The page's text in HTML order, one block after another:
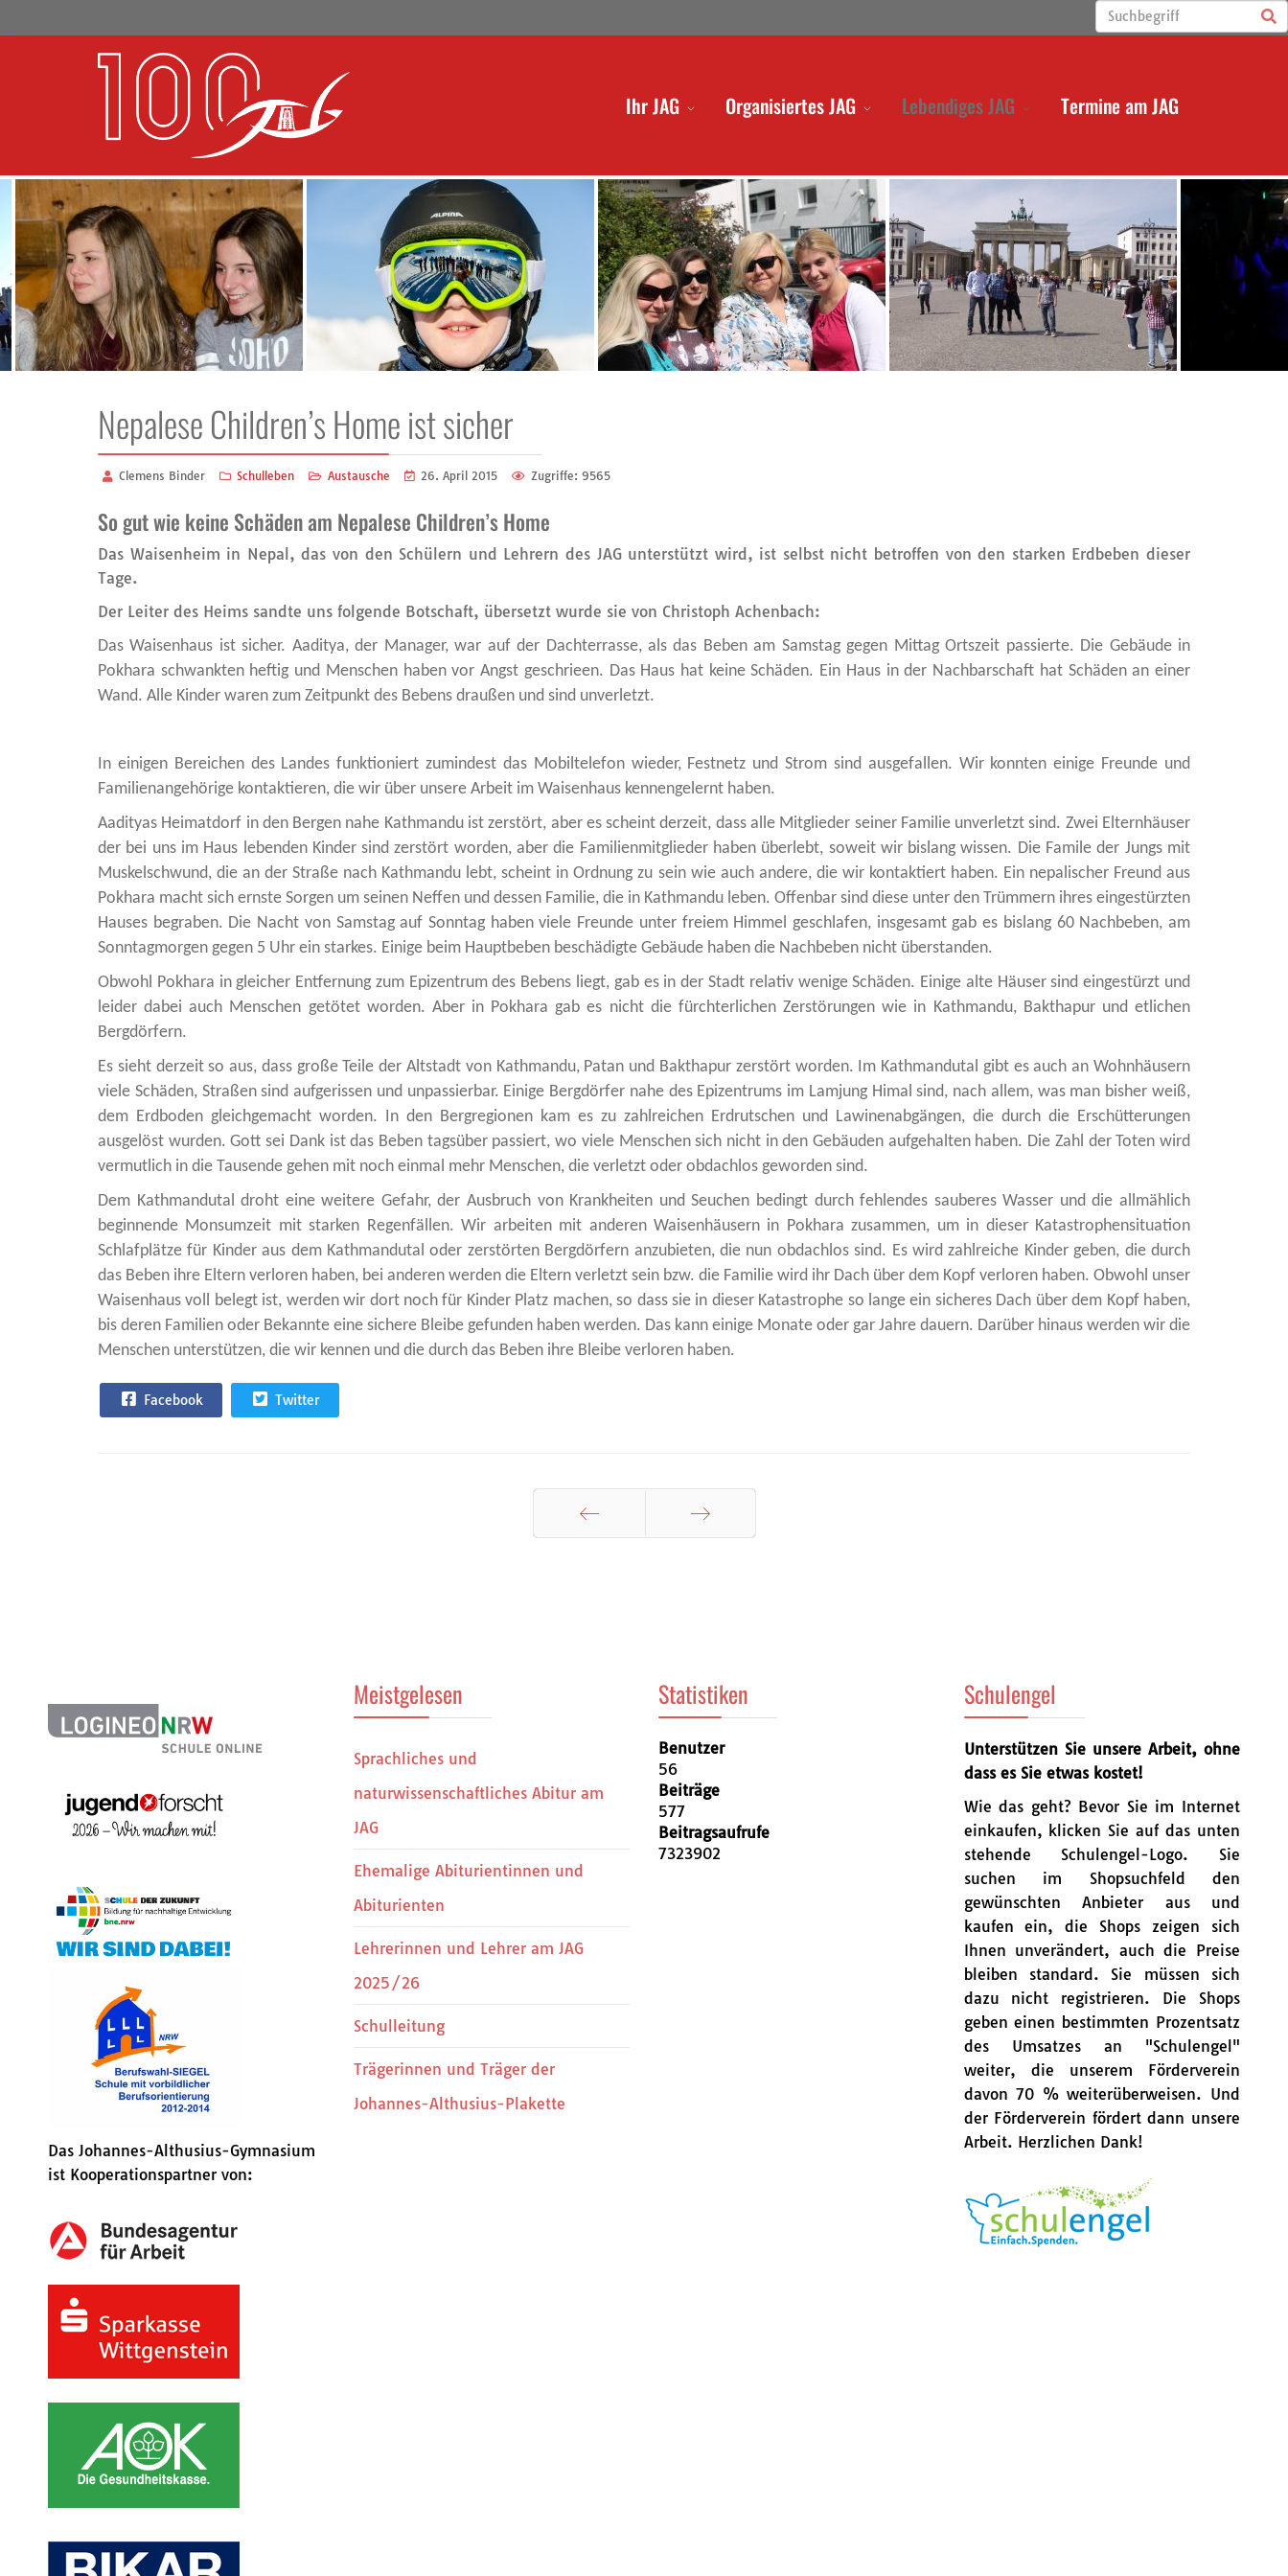
Ihr JAG Organisiertes JAG Lebendiges JAG Termine am JAG
Nepalese Children’s Home ist sicher
Clemens Binder Schulleben Austausche 26. April 2015 Zugriffe: 9565
So gut wie keine Schäden am Nepalese Children’s Home
Das Waisenheim in Nepal, das von den Schülern und Lehrern des JAG unterstützt wird, ist selbst nicht betroffen von den starken Erdbeben dieser
Tage.
Der Leiter des Heims sandte uns folgende Botschaft, übersetzt wurde sie von Christoph Achenbach:
Das Waisenhaus ist sicher. Aaditya, der Manager, war auf der Dachterrasse, als das Beben am Samstag gegen Mittag Ortszeit passierte. Die Gebäude in
Pokhara schwankten heftig und Menschen haben vor Angst geschrieen. Das Haus hat keine Schäden. Ein Haus in der Nachbarschaft hat Schäden an einer
Wand. Alle Kinder waren zum Zeitpunkt des Bebens draußen und sind unverletzt.
In einigen Bereichen des Landes funktioniert zumindest das Mobiltelefon wieder, Festnetz und Strom sind ausgefallen. Wir konnten einige Freunde und
Familienangehörige kontaktieren, die wir über unsere Arbeit im Waisenhaus kennengelernt haben.
Aadityas Heimatdorf in den Bergen nahe Kathmandu ist zerstört, aber es scheint derzeit, dass alle Mitglieder seiner Familie unverletzt sind. Zwei Elternhäuser
der bei uns im Haus lebenden Kinder sind zerstört worden, aber die Familienmitglieder haben überlebt, soweit wir bislang wissen. Die Famile der Jungs mit
Muskelschwund, die an der Straße nach Kathmandu lebt, scheint in Ordnung zu sein wie auch andere, die wir kontaktiert haben. Ein nepalischer Freund aus
Pokhara macht sich ernste Sorgen um seinen Neffen und dessen Familie, die in Kathmandu leben. Offenbar sind diese unter den Trümmern ihres eingestürzten
Hauses begraben. Die Nacht von Samstag auf Sonntag haben viele Freunde unter freiem Himmel geschlafen, insgesamt gab es bislang 60 Nachbeben, am
Sonntagmorgen gegen 5 Uhr ein starkes. Einige beim Hauptbeben beschädigte Gebäude haben die Nachbeben nicht überstanden.
Obwohl Pokhara in gleicher Entfernung zum Epizentrum des Bebens liegt, gab es in der Stadt relativ wenige Schäden. Einige alte Häuser sind eingestürzt und
leider dabei auch Menschen getötet worden. Aber in Pokhara gab es nicht die fürchterlichen Zerstörungen wie in Kathmandu, Bakthapur und etlichen
Bergdörfern.
Es sieht derzeit so aus, dass große Teile der Altstadt von Kathmandu, Patan und Bakthapur zerstört worden. Im Kathmandutal gibt es auch an Wohnhäusern
viele Schäden, Straßen sind aufgerissen und unpassierbar. Einige Bergdörfer nahe des Epizentrums im Lamjung Himal sind, nach allem, was man bisher weiß,
dem Erdboden gleichgemacht worden. In den Bergregionen kam es zu zahlreichen Erdrutschen und Lawinenabgängen, die durch die Erschütterungen
ausgelöst wurden. Gott sei Dank ist das Beben tagsüber passiert, wo viele Menschen sich nicht in den Gebäuden aufgehalten haben. Die Zahl der Toten wird
vermutlich in die Tausende gehen mit noch einmal mehr Menschen, die verletzt oder obdachlos geworden sind.
Dem Kathmandutal droht eine weitere Gefahr, der Ausbruch von Krankheiten und Seuchen bedingt durch fehlendes sauberes Wasser und die allmählich
beginnende Monsumzeit mit starken Regenfällen. Wir arbeiten mit anderen Waisenhäusern in Pokhara zusammen, um in dieser Katastrophensituation
Schlafplätze für Kinder aus dem Kathmandutal oder zerstörten Bergdörfern anzubieten, die nun obdachlos sind. Es wird zahlreiche Kinder geben, die durch
das Beben ihre Eltern verloren haben, bei anderen werden die Eltern verletzt sein bzw. die Familie wird ihr Dach über dem Kopf verloren haben. Obwohl unser
Waisenhaus voll belegt ist, werden wir dort noch für Kinder Platz machen, so dass sie in dieser Katastrophe so lange ein sicheres Dach über dem Kopf haben,
bis deren Familien oder Bekannte eine sichere Bleibe gefunden haben werden. Das kann einige Monate oder gar Jahre dauern. Darüber hinaus werden wir die
Menschen unterstützen, die wir kennen und die durch das Beben ihre Bleibe verloren haben.
Facebook Twitter
Das Johannes-Althusius-Gymnasium
ist Kooperationspartner von:
Meistgelesen
Sprachliches und
naturwissenschaftliches Abitur am
JAG
Ehemalige Abiturientinnen und
Abiturienten
Lehrerinnen und Lehrer am JAG
2025/26
Schulleitung
Trägerinnen und Träger der
Johannes-Althusius-Plakette
Statistiken
Benutzer
56
Beiträge
577
Beitragsaufrufe
7323902
Schulengel
Unterstützen Sie unsere Arbeit, ohne
dass es Sie etwas kostet!
Wie das geht? Bevor Sie im Internet
einkaufen, klicken Sie auf das unten
stehende Schulengel-Logo. Sie
suchen im Shopsuchfeld den
gewünschten Anbieter aus und
kaufen ein, die Shops zeigen sich
Ihnen unverändert, auch die Preise
bleiben standard. Sie müssen sich
dazu nicht registrieren. Die Shops
geben einen bestimmten Prozentsatz
des Umsatzes an "Schulengel"
weiter, die unserem Förderverein
davon 70 % weiterüberweisen. Und
der Förderverein fördert dann unsere
Arbeit. Herzlichen Dank!